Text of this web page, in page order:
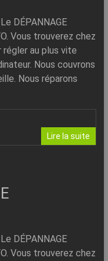
DÉPANNAGE
Vous trouverez chez
au plus vite
Nous couvrons
Nous réparons
Lire la suite
DÉPANNAGE
Vous trouverez chez